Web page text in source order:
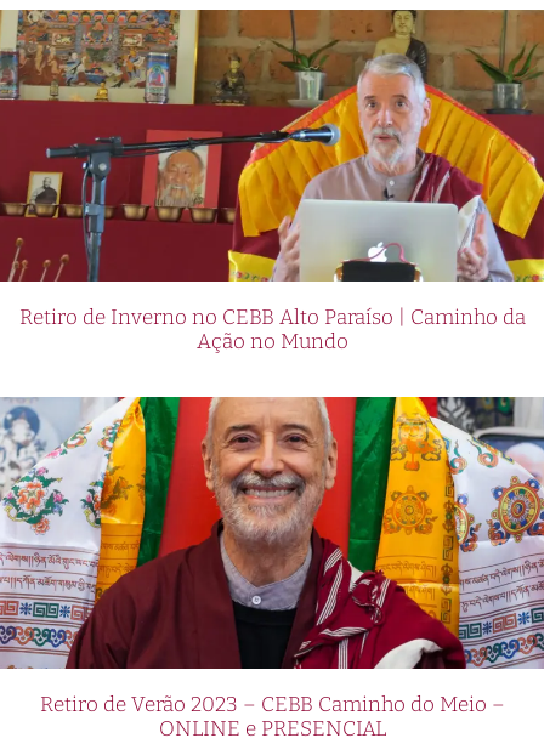
Retiro de Inverno no CEBB Alto Paraíso | Caminho da
Ação no Mundo
Retiro de Verão 2023 – CEBB Caminho do Meio –
ONLINE e PRESENCIAL